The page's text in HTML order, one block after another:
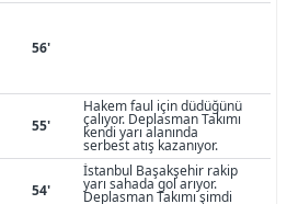
56'
55'
Hakem faul için düdüğünü
çalıyor. Deplasman Takımı
kendi yarı alanında
serbest atış kazanıyor.
54'
İstanbul Başakşehir rakip
yarı sahada gol arıyor.
Deplasman Takımı şimdi